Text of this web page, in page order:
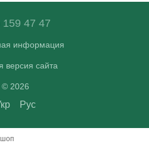
159 47 47
информация
версия сайта
© 2026
Рус